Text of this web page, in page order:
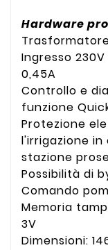
Hardware
Ingresso
0,45A
Controllo e
funzione
Protezione
l'irrigazione in
stazione
Possibilità di
Comando
Memoria
3V
Dimensioni: